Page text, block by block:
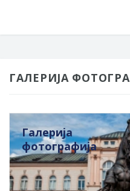
ГАЛЕРИЈА
Галерија
фотографија